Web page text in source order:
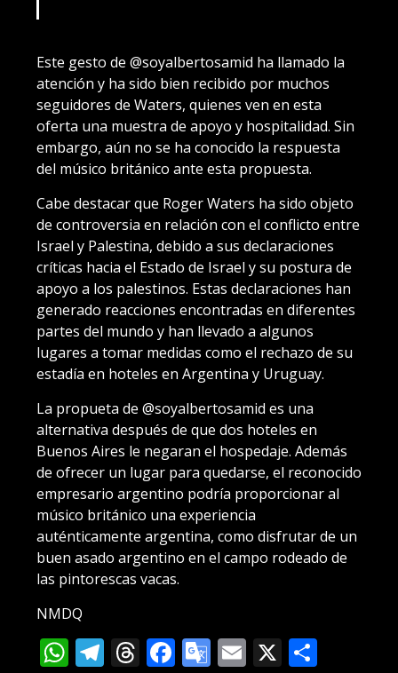
Este gesto de @soyalbertosamid ha llamado la
atención y ha sido bien recibido por muchos
seguidores de Waters, quienes ven en esta
oferta una muestra de apoyo y hospitalidad. Sin
embargo, aún no se ha conocido la respuesta
del músico británico ante esta propuesta.
Cabe destacar que Roger Waters ha sido objeto
de controversia en relación con el conflicto entre
Israel y Palestina, debido a sus declaraciones
críticas hacia el Estado de Israel y su postura de
apoyo a los palestinos. Estas declaraciones han
generado reacciones encontradas en diferentes
partes del mundo y han llevado a algunos
lugares a tomar medidas como el rechazo de su
estadía en hoteles en Argentina y Uruguay.
La propueta de @soyalbertosamid es una
alternativa después de que dos hoteles en
Buenos Aires le negaran el hospedaje. Además
de ofrecer un lugar para quedarse, el reconocido
empresario argentino podría proporcionar al
músico británico una experiencia
auténticamente argentina, como disfrutar de un
buen asado argentino en el campo rodeado de
las pintorescas vacas.
NMDQ
WhatsApp
Telegram
Threads
Facebook
Google
Email
X